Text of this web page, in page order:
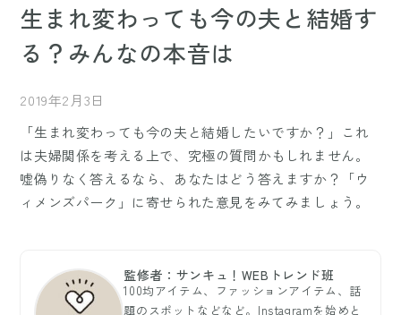
生まれ変わっても今の夫と結婚す
る？みんなの本音は
2019年2月3日
「生まれ変わっても今の夫と結婚したいですか？」これ
は夫婦関係を考える上で、究極の質問かもしれません。
嘘偽りなく答えるなら、あなたはどう答えますか？「ウ
ィメンズパーク」に寄せられた意見をみてみましょう。
監修者：サンキュ！WEBトレンド班
100均アイテム、ファッションアイテム、話
題のスポットなどなど。Instagramを始めと